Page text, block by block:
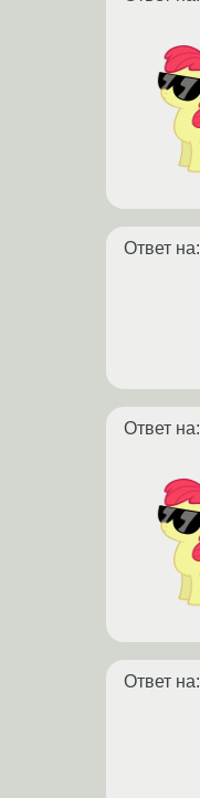
Ответ на:
Ответ на:
Ответ на: